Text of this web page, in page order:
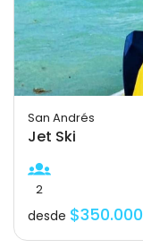
San Andrés
Jet Ski
2
desde $350.000